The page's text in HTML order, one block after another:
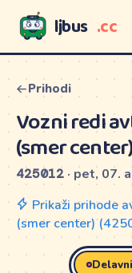
LJBUS ljbus .cc
Prihodi
Vozni redi
(smer
425012 · pet, 07.
Prikaži prihode
(smer center)